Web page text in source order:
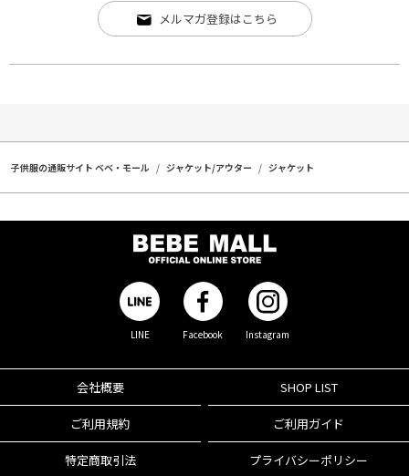
メルマガ登録はこちら
子供服の通販サイト ベベ・モール ジャケット/アウター ジャケット
LINE Facebook Instagram
会社概要 SHOP LIST
ご利用規約 ご利用ガイド
特定商取引法 プライバシーポリシー